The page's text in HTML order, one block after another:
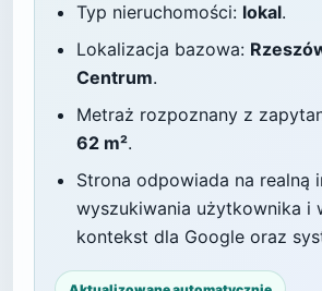
Typ nieruchomości: lokal.
Lokalizacja bazowa:
Centrum.
Metraż rozpoznany z
62 m².
Strona odpowiada na realną
wyszukiwania użytkownika i
kontekst dla Google oraz